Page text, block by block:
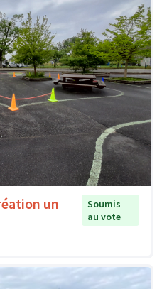
un
Soumis
au vote